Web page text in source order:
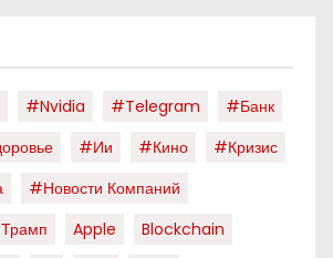
#nvidia #telegram
#банк
#ии #кино
#кризис
#новости Компаний
Apple
Blockchain